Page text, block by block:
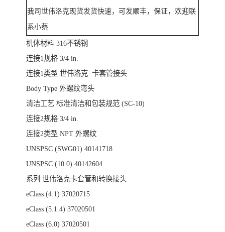
我司世伟洛克现货发货快速，可发顺丰，保证，欢迎联
系小蔡
机体材料 316不锈钢
连接1规格 3/4 in.
连接1类型 世伟洛克 卡套管接头
Body Type 外螺纹弯头
清洁工艺 标准清洁和包装规范 (SC-10)
连接2规格 3/4 in.
连接2类型 NPT 外螺纹
UNSPSC (SWG01) 40141718
UNSPSC (10.0) 40142604
系列 世伟洛克卡套管和转换接头
eClass (4.1) 37020715
eClass (5.1.4) 37020501
eClass (6.0) 37020501